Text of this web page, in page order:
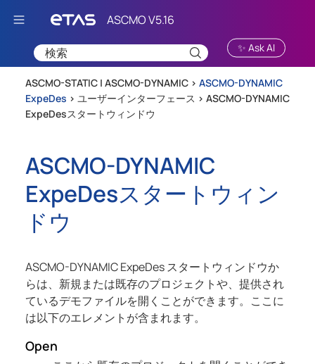
Skip To Main Content
✨ Ask AI
ASCMO-STATIC | ASCMO-DYNAMIC > ASCMO-DYNAMIC
ExpeDes > ユーザーインターフェース > ASCMO-DYNAMIC
ExpeDesスタートウィンドウ
ASCMO-DYNAMIC
ExpeDesスタートウィン
ドウ
ASCMO-DYNAMIC ExpeDesスタートウィンドウか
らは、新規または既存のプロジェクトや、提供され
ているデモファイルを開くことができます。ここに
は以下のエレメントが含まれます。
Open